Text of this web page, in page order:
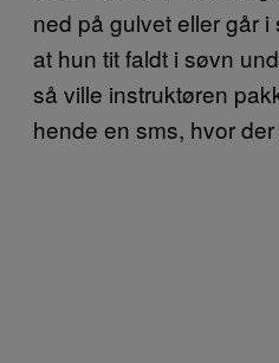
ned på gulvet eller går
at hun tit faldt i søvn
så ville instruktøren
hende en sms, hvor der